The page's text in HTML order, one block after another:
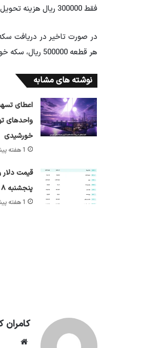
فقط 300000 ریال هزینه تحویل دریافت می شود.
هر قطعه 500000 ریال، سکه خود را دریافت کند.
نوشته های مشابه
اعطای
واحدهای
خورشیدی
1 هفته پیش
قیمت دلار
پنجشنبه ۸ مرداد ۱۴۰۵
1 هفته پیش
کامران